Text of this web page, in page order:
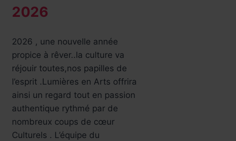
2026
2026 , une nouvelle année
propice à rêver..la culture va
réjouir toutes,nos papilles de
l’esprit .Lumières en Arts offrira
ainsi un regard tout en passion
authentique rythmé par de
nombreux coups de cœur
Culturels . L’équipe du